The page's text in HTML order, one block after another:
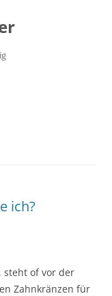
ich?
steht of vor der
Zahnkränzen für